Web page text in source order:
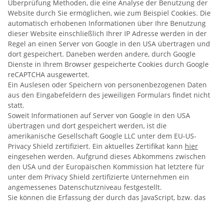
Überprüfung Methoden, die eine Analyse der Benutzung der
Website durch Sie ermöglichen, wie zum Beispiel Cookies. Die
automatisch erhobenen Informationen über Ihre Benutzung
dieser Website einschließlich Ihrer IP Adresse werden in der
Regel an einen Server von Google in den USA übertragen und
dort gespeichert. Daneben werden andere, durch Google
Dienste in Ihrem Browser gespeicherte Cookies durch Google
reCAPTCHA ausgewertet.
Ein Auslesen oder Speichern von personenbezogenen Daten
aus den Eingabefeldern des jeweiligen Formulars findet nicht
statt.
Soweit Informationen auf Server von Google in den USA
übertragen und dort gespeichert werden, ist die
amerikanische Gesellschaft Google LLC unter dem EU-US-
Privacy Shield zertifiziert. Ein aktuelles Zertifikat kann hier
eingesehen werden. Aufgrund dieses Abkommens zwischen
den USA und der Europäischen Kommission hat letztere für
unter dem Privacy Shield zertifizierte Unternehmen ein
angemessenes Datenschutzniveau festgestellt.
Sie können die Erfassung der durch das JavaScript, bzw. das